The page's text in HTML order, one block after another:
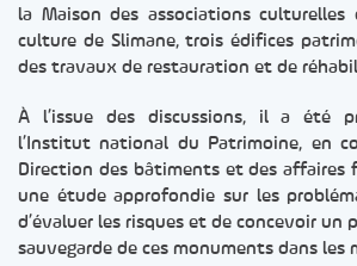
la Maison des associations
culture de Slimane, trois édifices
des travaux de restauration et de
À l’issue des discussions, il a été
l’Institut national du Patrimoine, en
Direction des bâtiments et des affaires
une étude approfondie sur les
d’évaluer les risques et de concevoir un
sauvegarde de ces monuments dans les